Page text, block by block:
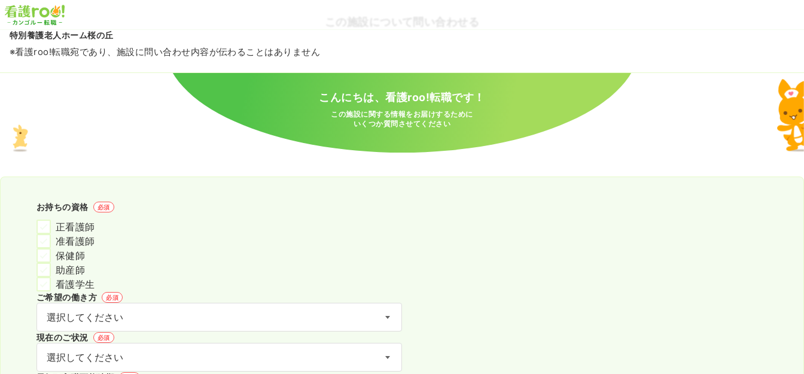
この施設について問い合わせる
特別養護老人ホーム桜の丘
※看護roo!転職宛であり、施設に問い合わせ内容が伝わることはありません
こんにちは、看護roo!転職です！
この施設に関する情報をお届けするために
いくつか質問させてください
お持ちの資格 必須
正看護師
准看護師
保健師
助産師
看護学生
ご希望の働き方 必須
現在のご状況 必須